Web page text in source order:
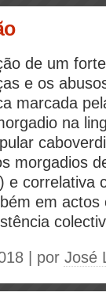
de um
e os
marcada
na
morgadios
e correlativa
em actos
| por José